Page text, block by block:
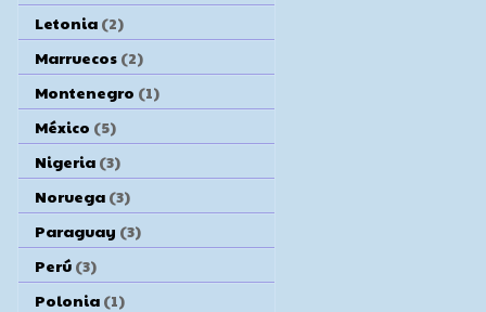
Letonia (2)
Marruecos (2)
Montenegro (1)
México (5)
Nigeria (3)
Noruega (3)
Paraguay (3)
Perú (3)
Polonia (1)